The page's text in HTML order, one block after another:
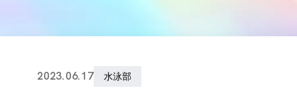
2023.06.17 水泳部